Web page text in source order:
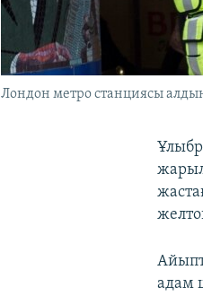
Лондон метро станциясы
адам